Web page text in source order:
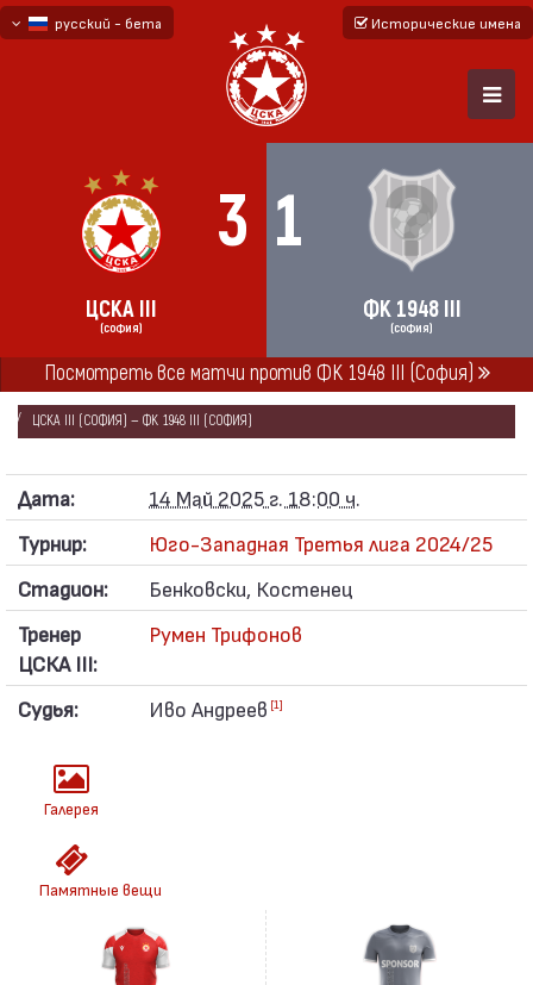
русский - бета
Исторические имена
3 1
ЦСКА III
(СОФИЯ)
ФК 1948 III
(СОФИЯ)
Посмотреть все матчи против ФК 1948 III (София)
ГЛАВНАЯ СЕЗОНЫ 2024/25
ЮГО-ЗАПАДНАЯ ТРЕТЬЯ ЛИГА 2024/25
ЦСКА III (СОФИЯ) — ФК 1948 III (СОФИЯ)
Дата:
14 Май 2025 г. 18:00 ч.
Турнир:
Юго-Западная Третья лига 2024/25
Стадион:
Бенковски, Костенец
Тренер
ЦСКА III:
Румен Трифонов
Судья: Иво Андреев [1]
Галерея
Памятные вещи